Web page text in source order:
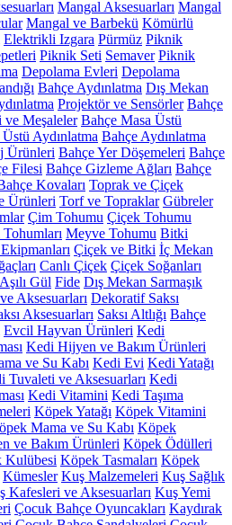
Mangal Aksesuarları Mangal
Mangal ve Barbekü Kömürlü
Elektrikli Izgara Pürmüz Piknik
Piknik Seti Semaver Piknik
Depolama Evleri Depolama
Bahçe Aydınlatma Dış Mekan
Projektör ve Sensörler Bahçe
ve Meşaleler Bahçe Masa Üstü
Aydınlatma Bahçe Aydınlatma
Ürünleri Bahçe Yer Döşemeleri Bahçe
Filesi Bahçe Gizleme Ağları Bahçe
Kovaları Toprak ve Çiçek
Ürünleri Torf ve Topraklar Gübreler
Çim Tohumu Çiçek Tohumu
Meyve Tohumu Bitki
Çiçek ve Bitki İç Mekan
Canlı Çiçek Çiçek Soğanları
Aşılı Gül Fide Dış Mekan Sarmaşık
Aksesuarları Dekoratif Saksı
Aksesuarları Saksı Altlığı Bahçe
Evcil Hayvan Ürünleri Kedi
Kedi Hijyen ve Bakım Ürünleri
ve Su Kabı Kedi Evi Kedi Yatağı
Tuvaleti ve Aksesuarları Kedi
Kedi Vitamini Kedi Taşıma
Köpek Yatağı Köpek Vitamini
Mama ve Su Kabı Köpek
ve Bakım Ürünleri Köpek Ödülleri
Kulübesi Köpek Tasmaları Köpek
Kümesler Kuş Malzemeleri Kuş Sağlık
Kafesleri ve Aksesuarları Kuş Yemi
Çocuk Bahçe Oyuncakları Kaydırak